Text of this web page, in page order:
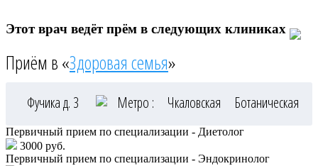
Этот врач ведёт прём в следующих клиниках
Приём в «Здоровая семья»
Фучика д. 3 Метро : Чкаловская Ботаническая
Первичный прием по специализации - Диетолог
3000 руб.
Первичный прием по специализации - Эндокринолог